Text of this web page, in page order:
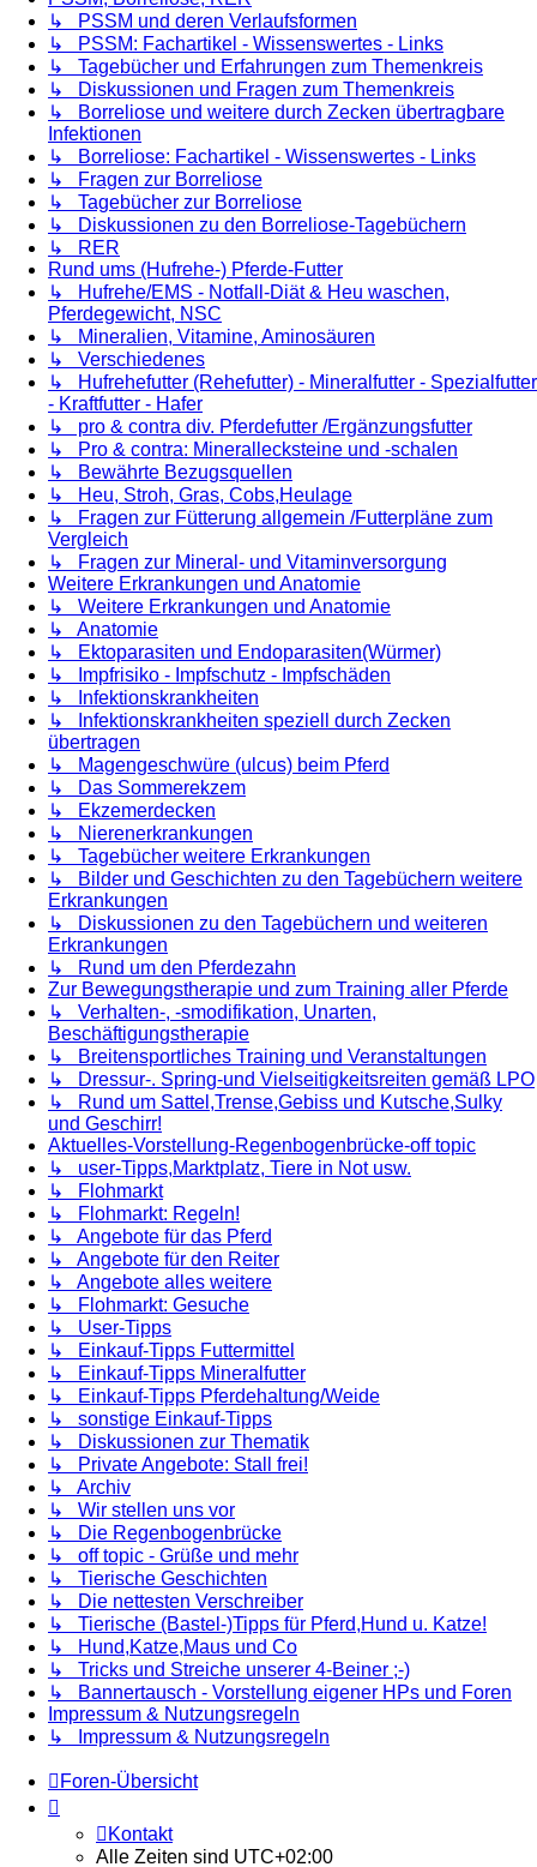
↳ PSSM und deren Verlaufsformen
↳ PSSM: Fachartikel - Wissenswertes - Links
↳ Tagebücher und Erfahrungen zum Themenkreis
↳ Diskussionen und Fragen zum Themenkreis
↳ Borreliose und weitere durch Zecken übertragbare
Infektionen
↳ Borreliose: Fachartikel - Wissenswertes - Links
↳ Fragen zur Borreliose
↳ Tagebücher zur Borreliose
↳ Diskussionen zu den Borreliose-Tagebüchern
↳ RER
Rund ums (Hufrehe-) Pferde-Futter
↳ Hufrehe/EMS - Notfall-Diät & Heu waschen,
Pferdegewicht, NSC
↳ Mineralien, Vitamine, Aminosäuren
↳ Verschiedenes
↳ Hufrehefutter (Rehefutter) - Mineralfutter - Spezialfutter
- Kraftfutter - Hafer
↳ pro & contra div. Pferdefutter /Ergänzungsfutter
↳ Pro & contra: Minerallecksteine und -schalen
↳ Bewährte Bezugsquellen
↳ Heu, Stroh, Gras, Cobs,Heulage
↳ Fragen zur Fütterung allgemein /Futterpläne zum
Vergleich
↳ Fragen zur Mineral- und Vitaminversorgung
Weitere Erkrankungen und Anatomie
↳ Weitere Erkrankungen und Anatomie
↳ Anatomie
↳ Ektoparasiten und Endoparasiten(Würmer)
↳ Impfrisiko - Impfschutz - Impfschäden
↳ Infektionskrankheiten
↳ Infektionskrankheiten speziell durch Zecken
übertragen
↳ Magengeschwüre (ulcus) beim Pferd
↳ Das Sommerekzem
↳ Ekzemerdecken
↳ Nierenerkrankungen
↳ Tagebücher weitere Erkrankungen
↳ Bilder und Geschichten zu den Tagebüchern weitere
Erkrankungen
↳ Diskussionen zu den Tagebüchern und weiteren
Erkrankungen
↳ Rund um den Pferdezahn
Zur Bewegungstherapie und zum Training aller Pferde
↳ Verhalten-, -smodifikation, Unarten,
Beschäftigungstherapie
↳ Breitensportliches Training und Veranstaltungen
↳ Dressur-. Spring-und Vielseitigkeitsreiten gemäß LPO
↳ Rund um Sattel,Trense,Gebiss und Kutsche,Sulky
und Geschirr!
Aktuelles-Vorstellung-Regenbogenbrücke-off topic
↳ user-Tipps,Marktplatz, Tiere in Not usw.
↳ Flohmarkt
↳ Flohmarkt: Regeln!
↳ Angebote für das Pferd
↳ Angebote für den Reiter
↳ Angebote alles weitere
↳ Flohmarkt: Gesuche
↳ User-Tipps
↳ Einkauf-Tipps Futtermittel
↳ Einkauf-Tipps Mineralfutter
↳ Einkauf-Tipps Pferdehaltung/Weide
↳ sonstige Einkauf-Tipps
↳ Diskussionen zur Thematik
↳ Private Angebote: Stall frei!
↳ Archiv
↳ Wir stellen uns vor
↳ Die Regenbogenbrücke
↳ off topic - Grüße und mehr
↳ Tierische Geschichten
↳ Die nettesten Verschreiber
↳ Tierische (Bastel-)Tipps für Pferd,Hund u. Katze!
↳ Hund,Katze,Maus und Co
↳ Tricks und Streiche unserer 4-Beiner ;-)
↳ Bannertausch - Vorstellung eigener HPs und Foren
Impressum & Nutzungsregeln
↳ Impressum & Nutzungsregeln
Foren-Übersicht
Kontakt
Alle Zeiten sind UTC+02:00